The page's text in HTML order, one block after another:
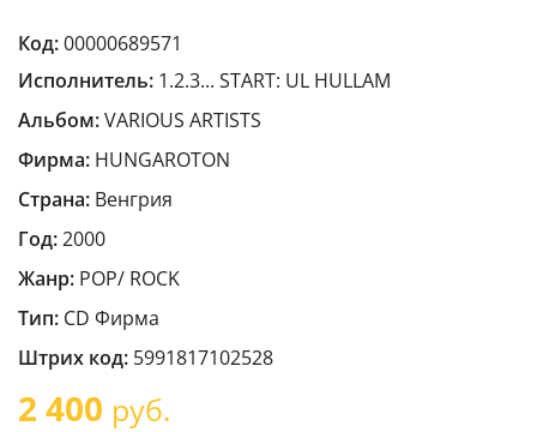
Код:00000689571
Исполнитель: 1.2.3... START: UL HULLAM
Альбом:VARIOUS ARTISTS
Фирма: HUNGAROTON
Страна: Венгрия
Год:2000
Жанр: POP/ ROCK
Тип: CD Фирма
Штрих код: 5991817102528
2 400 руб.